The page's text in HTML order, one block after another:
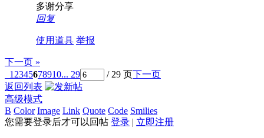
多谢分享
回复
使用道具 举报
下一页 »
1 2345678910... 29 / 29 页下一页
返回列表
高级模式
B Color Image Link Quote Code Smilies
您需要登录后才可以回帖 登录 | 立即注册